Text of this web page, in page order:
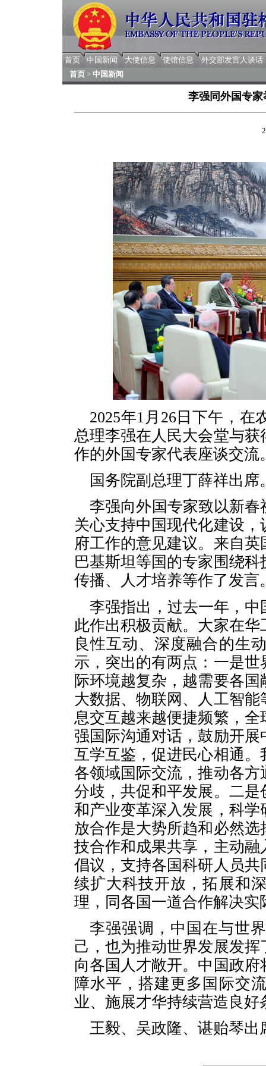
首页 中国新闻 大使信息 使馆信息
外交部发言人谈话
首页 > 中国新闻
李强同外国专
2025年1月26日下午，
总理李强在人民大会堂与
作的外国专家代表座谈交流
国务院副总理丁薛祥出席
李强向外国专家致以新
关心支持中国现代化建设
府工作的意见建议。来自
巴基斯坦等国的专家围绕
传播、人才培养等作了发言
李强指出，过去一年，
此作出积极贡献。大家在
良性互动、深度融合的生
示，突出的有两点：一是
际环境越复杂，越需要各
大数据、物联网、人工智
息交互越来越便捷频繁，
强国际沟通对话，鼓励开
互学互鉴，促进民心相通
各领域国际交流，推动各
分歧，共促和平发展。二
和产业变革深入发展，科
放合作是大势所趋和必然
技合作和成果共享，主动
倡议，支持各国科研人员
续扩大科技开放，拓展和
理，同各国一道合作解决
李强强调，中国在与世
己，也为推动世界发展发
向各国人才敞开。中国政
障水平，搭建更多国际交
业、施展才华持续营造良好
王毅、吴政隆、谌贻琴出